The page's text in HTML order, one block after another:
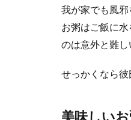
我が家でも風邪
お粥はご飯に
のは意外と難し
せっかくなら彼
美味しい